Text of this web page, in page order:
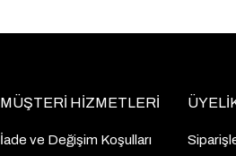
MÜŞTERİ HİZMETLERİ
İade ve Değişim Koşulları